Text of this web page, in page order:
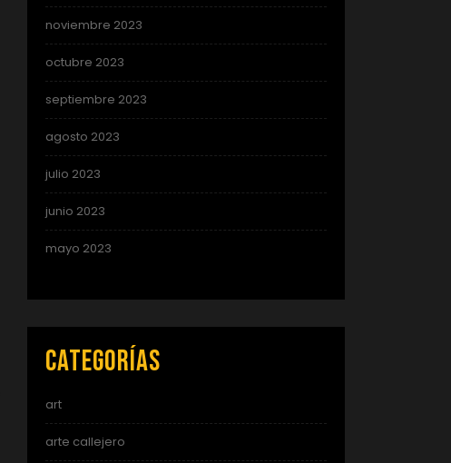
noviembre 2023
octubre 2023
septiembre 2023
agosto 2023
julio 2023
junio 2023
mayo 2023
Categorías
art
arte callejero